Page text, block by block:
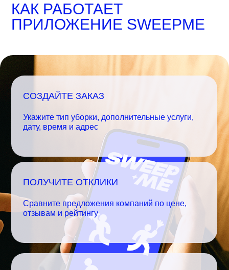
КАК РАБОТАЕТ
ПРИЛОЖЕНИЕ SWEEPME
СОЗДАЙТЕ ЗАКАЗ
Укажите тип уборки, дополнительные услуги,
дату, время и адрес
ПОЛУЧИТЕ ОТКЛИКИ
Сравните предложения компаний по цене,
отзывам и рейтингу